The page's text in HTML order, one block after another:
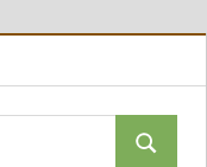
Suchen